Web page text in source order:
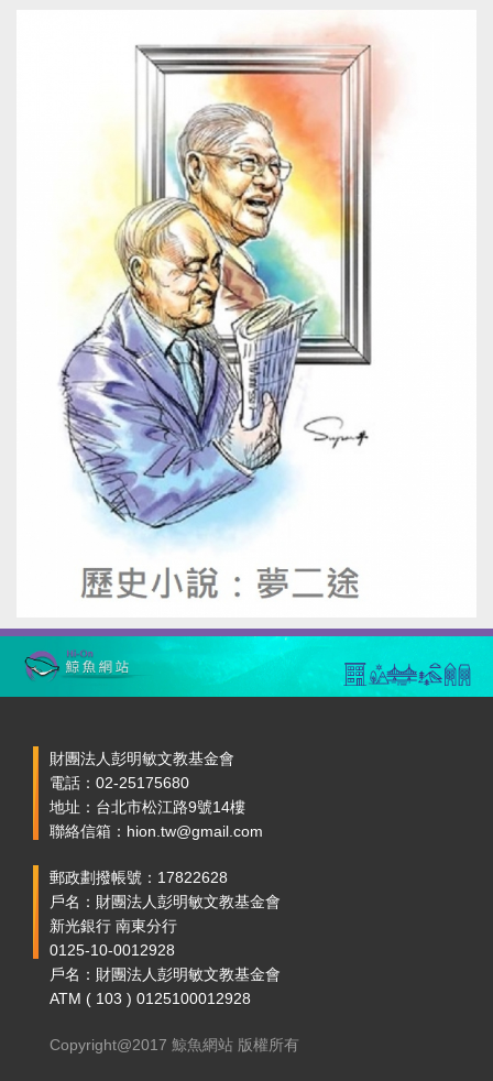
財團法人彭明敏文教基金會
電話：02-25175680
地址：台北市松江路9號14樓
聯絡信箱：hion.tw@gmail.com
郵政劃撥帳號：17822628
戶名：財團法人彭明敏文教基金會
新光銀行 南東分行
0125-10-0012928
戶名：財團法人彭明敏文教基金會
ATM ( 103 ) 0125100012928
Copyright@2017 鯨魚網站 版權所有